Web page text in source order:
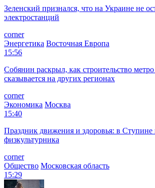
Зеленский признался, что на Украине не
электростанций
corner
Энергетика Восточная Европа
15:56
Собянин раскрыл, как строительство
сказывается на других регионах
corner
Экономика Москва
15:40
Праздник движения и здоровья: в
физкультурника
corner
Общество Московская область
15:29